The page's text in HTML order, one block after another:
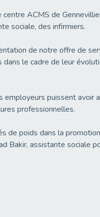
ACMS de
sociale, des infirmiers.
de notre offre de
le cadre de leur
puissent avoir
professionnelles.
de poids dans la
Bakir, assistante sociale